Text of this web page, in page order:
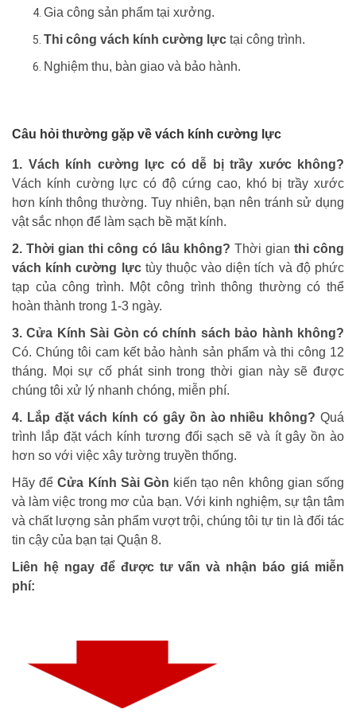
Gia công sản phẩm tại xưởng.
Thi công vách kính cường lực tại công trình.
Nghiệm thu, bàn giao và bảo hành.
Câu hỏi thường gặp về vách kính cường lực
1. Vách kính cường lực có dễ bị trầy xước không?
Vách kính cường lực có độ cứng cao, khó bị trầy xước
hơn kính thông thường. Tuy nhiên, bạn nên tránh sử dụng
vật sắc nhọn để làm sạch bề mặt kính.
2. Thời gian thi công có lâu không? Thời gian thi công
vách kính cường lựctùy thuộc vào diện tích và độ phức
tạp của công trình. Một công trình thông thường có thể
hoàn thành trong 1-3 ngày.
3. Cửa Kính Sài Gòn có chính sách bảo hành không?
Có. Chúng tôi cam kết bảo hành sản phẩm và thi công 12
tháng. Mọi sự cố phát sinh trong thời gian này sẽ được
chúng tôi xử lý nhanh chóng, miễn phí.
4. Lắp đặt vách kính có gây ồn ào nhiều không? Quá
trình lắp đặt vách kính tương đối sạch sẽ và ít gây ồn ào
hơn so với việc xây tường truyền thống.
Hãy đểCửa Kính Sài Gòn kiến tạo nên không gian sống
và làm việc trong mơ của bạn. Với kinh nghiệm, sự tận tâm
và chất lượng sản phẩm vượt trội, chúng tôi tự tin là đối tác
tin cậy của bạn tại Quận 8.
Liên hệ ngay để được tư vấn và nhận báo giá miễn
phí: